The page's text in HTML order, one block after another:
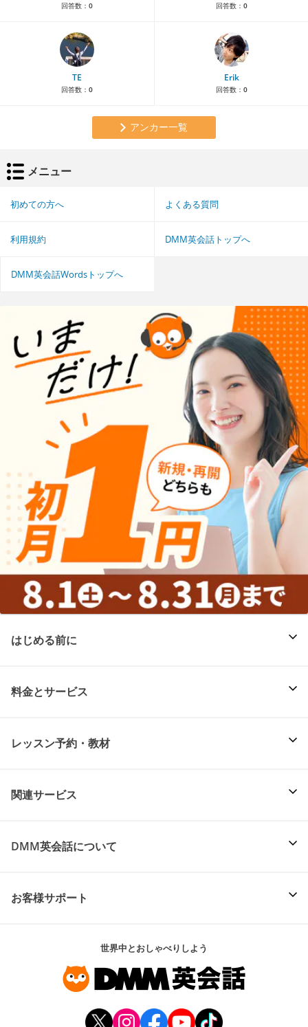
回答数： 0 回答数： 0
TE
回答数： 0
Erik
回答数： 0
アンカー一覧
メニュー
初めての方へ よくある質問
利用規約 DMM英会話トップへ
DMM英会話Wordsトップへ
はじめる前に
料金とサービス
レッスン予約・教材
関連サービス
DMM英会話について
お客様サポート
世界中とおしゃべりしよう